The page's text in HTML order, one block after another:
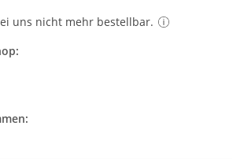
uns nicht mehr bestellbar.